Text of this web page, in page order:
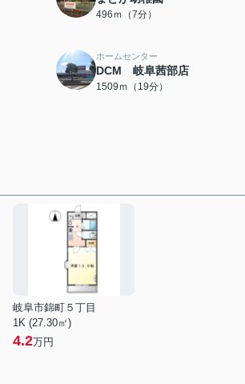
496ｍ（7分）
ホームセンター
DCM 岐阜茜部店
1509ｍ（19分）
岐阜市錦町５丁目
1K (27.30㎡)
4.2万円